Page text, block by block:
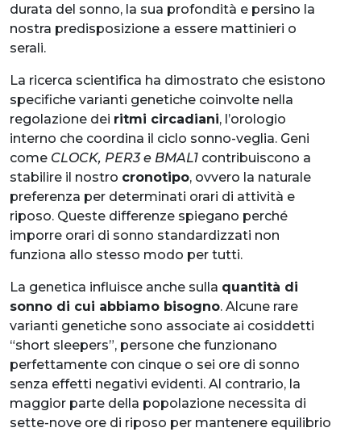
durata del sonno, la sua profondità e persino la
nostra predisposizione a essere mattinieri o
serali.
La ricerca scientifica ha dimostrato che esistono
specifiche varianti genetiche coinvolte nella
regolazione dei ritmi circadiani, l’orologio
interno che coordina il ciclo sonno-veglia. Geni
come CLOCK, PER3 e BMAL1 contribuiscono a
stabilire il nostro cronotipo, ovvero la naturale
preferenza per determinati orari di attività e
riposo. Queste differenze spiegano perché
imporre orari di sonno standardizzati non
funziona allo stesso modo per tutti.
La genetica influisce anche sulla quantità di
sonno di cui abbiamo bisogno. Alcune rare
varianti genetiche sono associate ai cosiddetti
“short sleepers”, persone che funzionano
perfettamente con cinque o sei ore di sonno
senza effetti negativi evidenti. Al contrario, la
maggior parte della popolazione necessita di
sette-nove ore di riposo per mantenere equilibrio